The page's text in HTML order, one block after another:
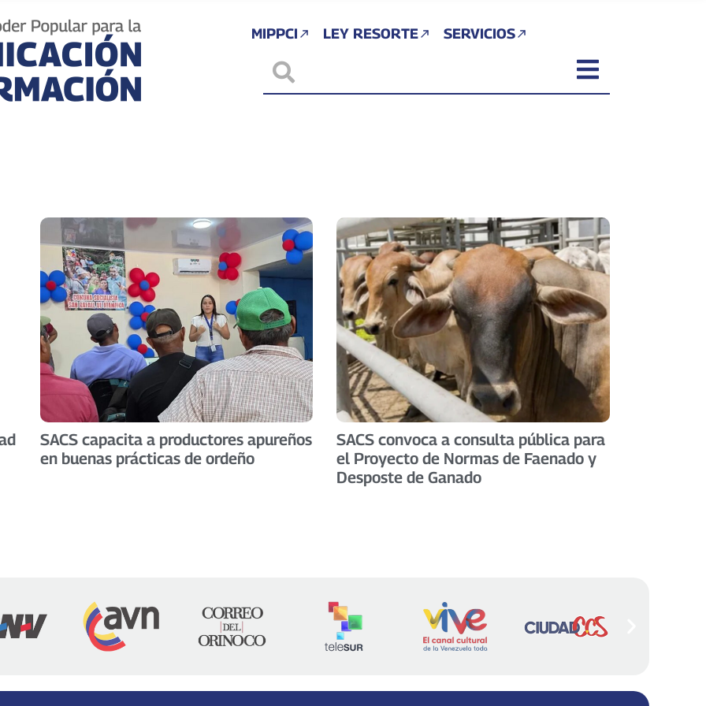
MIPPCI LEY RESORTE SERVICIOS
SACS capacita a productores apureños
en buenas prácticas de ordeño
SACS convoca a consulta pública para
el Proyecto de Normas de Faenado y
Desposte de Ganado